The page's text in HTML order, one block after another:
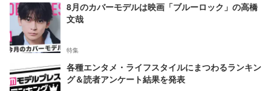
8月のカバーモデルは映画「ブルーロック」の高橋
文哉
特集
各種エンタメ・ライフスタイルにまつわるランキン
グ＆読者アンケート結果を発表